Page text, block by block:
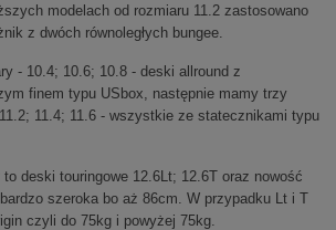
modelach od rozmiaru 11.2 zastosowano
z dwóch równoległych bungee.
- 10.4; 10.6; 10.8 - deski allround z
finem typu USbox, następnie mamy trzy
11.4; 11.6 - wszystkie ze statecznikami typu
deski touringowe 12.6Lt; 12.6T oraz nowość
szeroka bo aż 86cm. W przypadku Lt i T
czyli do 75kg i powyżej 75kg.